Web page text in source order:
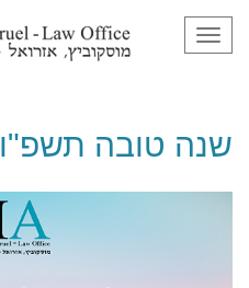
תפריט
שנה טובה תשפ"ו
שנה טובה תשפ"ו